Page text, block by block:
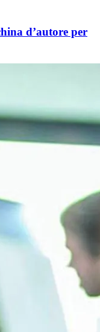
d’autore per